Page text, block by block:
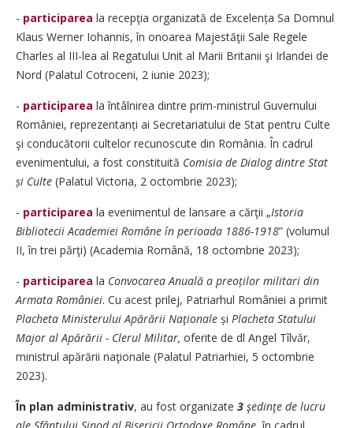
- participarea la recepţia organizată de Excelența Sa Domnul
Klaus Werner Iohannis, în onoarea Majestăţii Sale Regele
Charles al III-lea al Regatului Unit al Marii Britanii şi Irlandei de
Nord (Palatul Cotroceni, 2 iunie 2023);
- participarea la întâlnirea dintre prim-ministrul Guvernului
României, reprezentanți ai Secretariatului de Stat pentru Culte
şi conducătorii cultelor recunoscute din România. În cadrul
evenimentului, a fost constituită ­ Comisia de Dialog dintre Stat
și Culte (Palatul Victoria, 2 octombrie 2023);
- participarea la evenimentul de lansare a cărţii „Istoria
Bibliotecii Academiei Române în perioada 1886-1918” (volumul
II, în trei părţi) (Academia Română, 18 octombrie 2023);
- participarea la Convocarea Anuală a preoților militari din
Armata României. Cu acest prilej, Patriarhul României a primit ­
Placheta Ministerului Apărării Naţionale și Placheta Statului
Major al Apărării - Clerul Militar, oferite de dl Angel Tîlvăr,
ministrul apărării naţionale (Palatul Patriarhiei, 5 octombrie
2023).
În plan administrativ, au fost organizate 3 şedinţe de lucru